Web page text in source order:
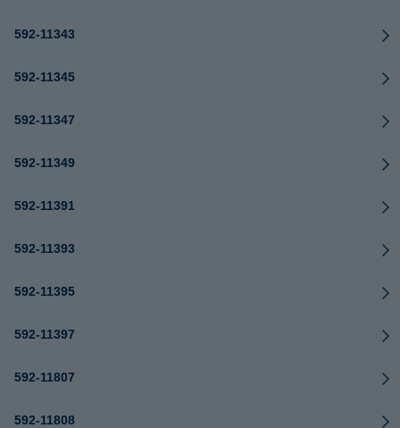
592-11343
592-11345
592-11347
592-11349
592-11391
592-11393
592-11395
592-11397
592-11807
592-11808